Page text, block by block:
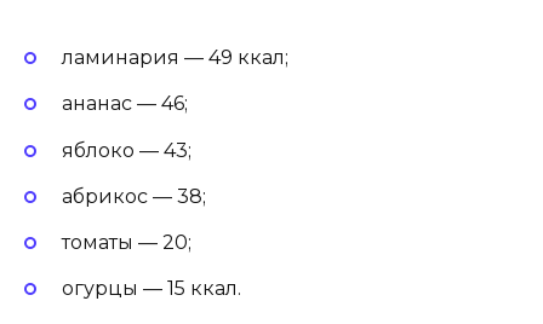
ламинария — 49 ккал;
ананас — 46;
яблоко — 43;
абрикос — 38;
томаты — 20;
огурцы — 15 ккал.